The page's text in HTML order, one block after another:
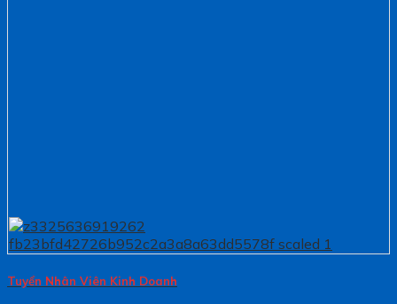
Tuyển Nhân Viên Kinh Doanh